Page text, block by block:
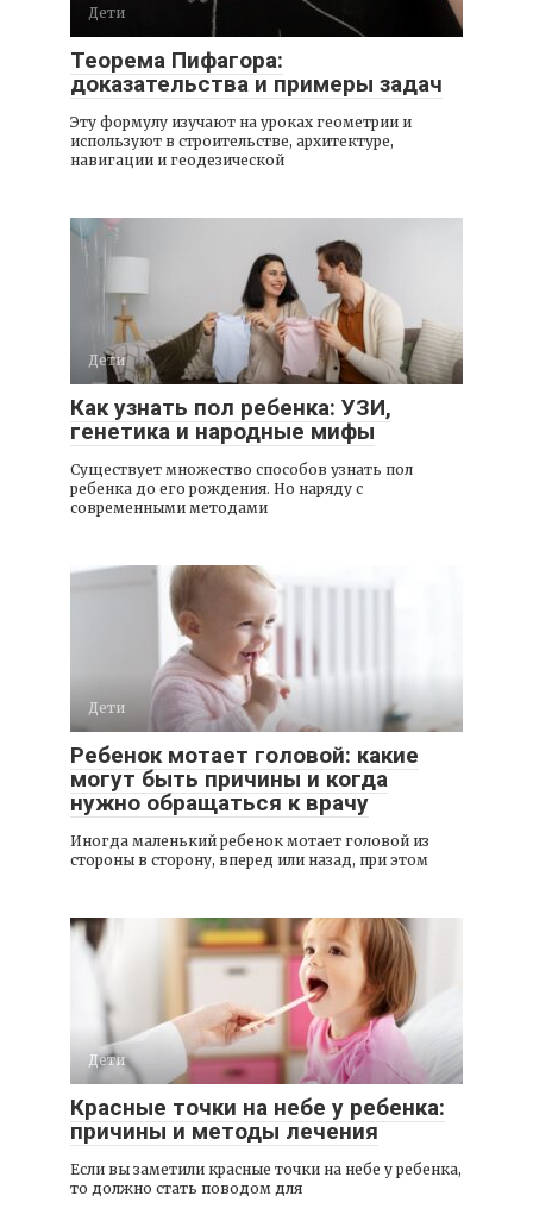
Дети
Теорема Пифагора:
доказательства и примеры задач
Эту формулу изучают на уроках геометрии и
используют в строительстве, архитектуре,
навигации и геодезической
Дети
Как узнать пол ребенка: УЗИ,
генетика и народные мифы
Существует множество способов узнать пол
ребенка до его рождения. Но наряду с
современными методами
Дети
Ребенок мотает головой: какие
могут быть причины и когда
нужно обращаться к врачу
Иногда маленький ребенок мотает головой из
стороны в сторону, вперед или назад, при этом
Дети
Красные точки на небе у ребенка:
причины и методы лечения
Если вы заметили красные точки на небе у ребенка,
то должно стать поводом для